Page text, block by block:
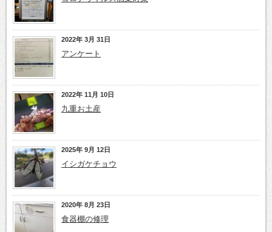
2022年 3月 31日
アンケート
2022年 11月 10日
九重お土産
2025年 9月 12日
イシガケチョウ
2020年 8月 23日
食器棚の修理